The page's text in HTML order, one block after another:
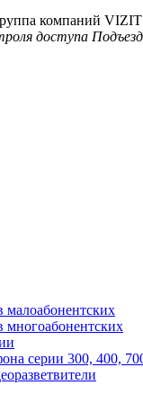
доступа
серии 300, 400,